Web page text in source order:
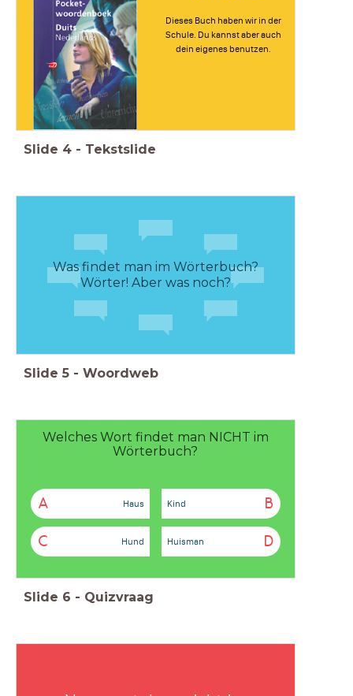
Dieses Buch haben wir in der
Schule. Du kannst aber auch
dein eigenes benutzen.
Slide 4 - Tekstslide
Was findet man im Wörterbuch?
Wörter! Aber was noch?
Slide 5 - Woordweb
Welches Wort findet man NICHT im
Wörterbuch?
A Haus B
Kind
C Hund D
Huisman
Slide 6 - Quizvraag